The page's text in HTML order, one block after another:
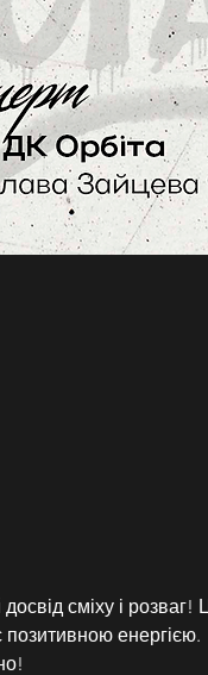
сміху і розваг!
позитивною енергією.